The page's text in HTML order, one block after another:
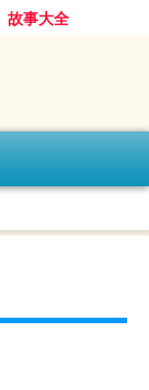
故事大全